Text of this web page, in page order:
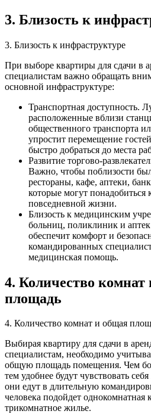
3. Близость к
3. Близость к инфраструктуре
При выборе квартиры для сдачи в
специалистам важно обращать
основной инфраструктуре:
Транспортная доступность.
расположенные вблизи
общественного транспорта
упростит перемещение
быстро добраться до места
Развитие торгово-
Важно, чтобы поблизости
рестораны, кафе, аптеки,
которые могут
повседневной жизни.
Близость к медицинским
больниц, поликлиник и
обеспечит комфорт и
командированных
медицинская помощь.
4. Количество
площадь
4. Количество комнат и общая
Выбирая квартиру для сдачи в
специалистам, необходимо
общую площадь помещения. Чем
тем удобнее будут чувствовать
они едут в длительную
человека подойдет
трикомнатное жилье.